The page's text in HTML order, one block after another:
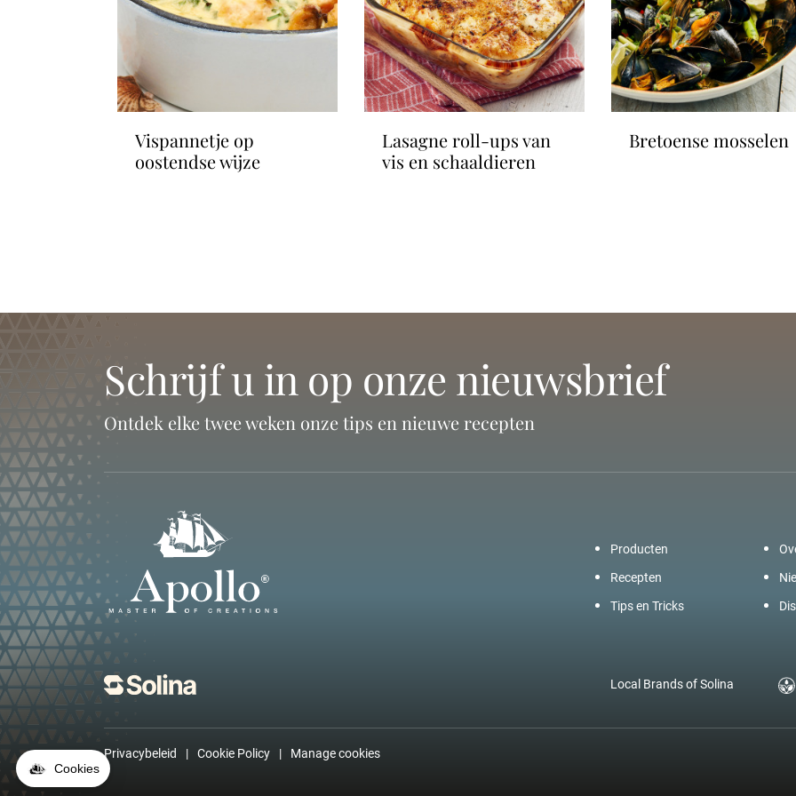
vispannetje op
oostendse wijze
lasagne roll-ups van
vis en schaaldieren
bretoense mosselen
schrijf u in op onze nieuwsbrief
Ontdek elke twee weken onze tips en nieuwe recepten
Producten
Recepten
Tips en Tricks
Local Brands of Solina
Privacybeleid Cookie Policy Manage cookies